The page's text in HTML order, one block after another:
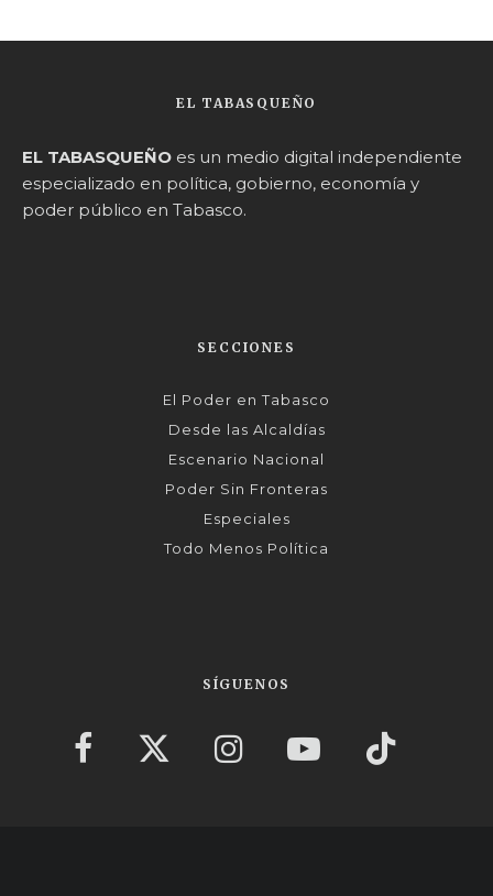
EL TABASQUEÑO
EL TABASQUEÑO es un medio digital independiente
especializado en política, gobierno, economía y
poder público en Tabasco.
SECCIONES
El Poder en Tabasco
Desde las Alcaldías
Escenario Nacional
Poder Sin Fronteras
Especiales
Todo Menos Política
SÍGUENOS